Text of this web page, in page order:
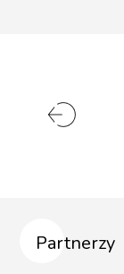
Partnerzy